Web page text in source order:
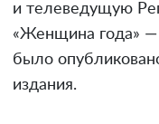
и телеведущую
«Женщина года»
было
издания.